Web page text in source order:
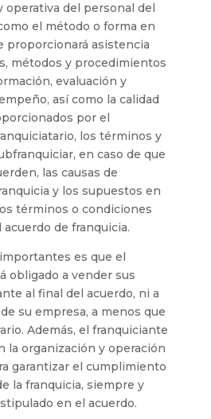
del personal del
el método o forma en
proporcionará asistencia
métodos y procedimientos
evaluación y
así como la calidad
por el
los términos y
en caso de que
las causas de
y los supuestos en
términos o condiciones
de franquicia.
es que el
obligado a vender sus
al final del acuerdo, ni a
su empresa, a menos que
Además, el franquiciante
la organización y operación
garantizar el cumplimiento
la franquicia, siempre y
en el acuerdo.